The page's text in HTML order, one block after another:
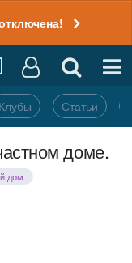
Клубы Статьи
доме.
дом